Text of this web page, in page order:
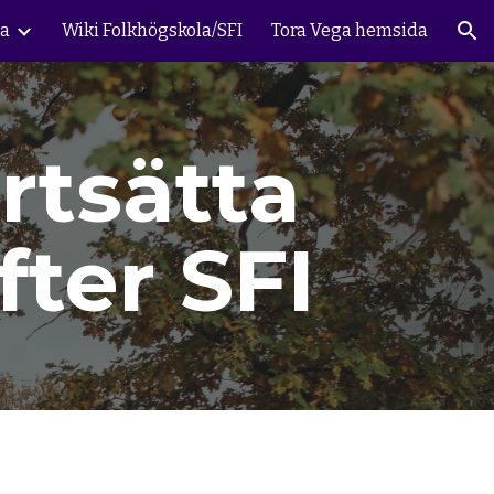
Wiki Folkhögskola/SFI Tora Vega hemsida
SFI